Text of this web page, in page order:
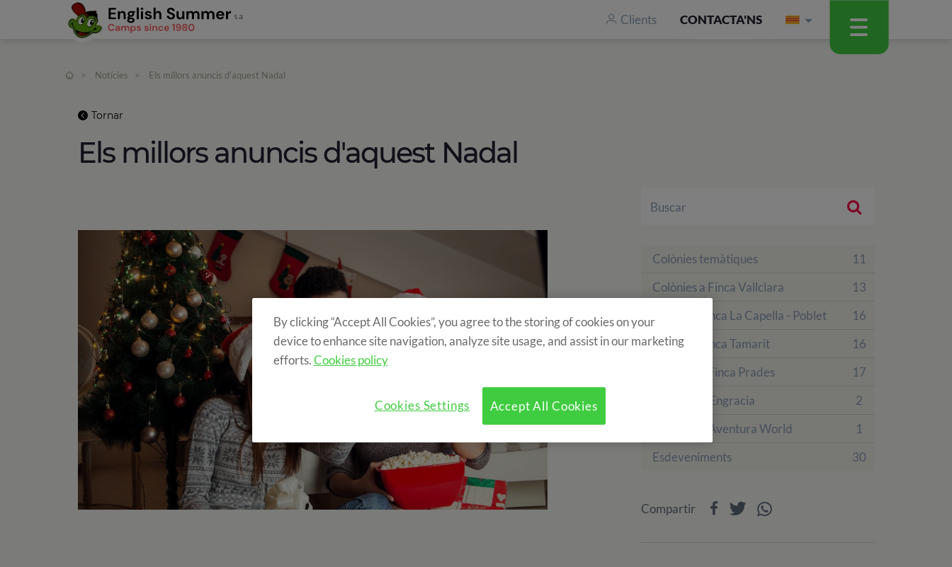
Clients CONTACTA'NS
> Notícies > Els millors anuncis d'aquest Nadal
Tornar
Els millors anuncis d'aquest Nadal
Colònies temàtiques
11
Colònies a Finca Vallclara
13
Colònies Finca La Capella - Poblet
16
Colònies Finca Tamarit
16
Colònies a Finca Prades
17
Hotel Villa Engracia
2
Sobre PortAventura World
1
Esdeveniments
30
Compartir
By clicking “Accept All Cookies”, you agree to the storing of cookies on your
device to enhance site navigation, analyze site usage, and assist in our marketing
efforts.Cookies policy
Accept All Cookies
Cookies Settings